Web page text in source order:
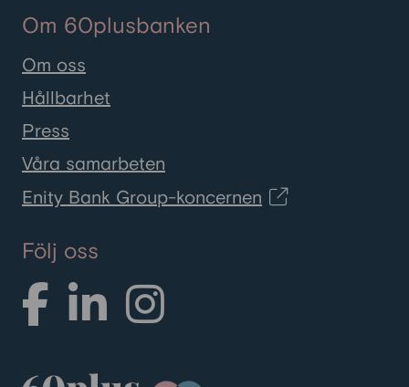
Om 60plusbanken
Om oss
Hållbarhet
Press
Våra samarbeten
Enity Bank Group-koncernen
Följ oss